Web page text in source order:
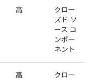
高
クロー
ズド ソ
ース コ
ンポー
ネント
高
クロー